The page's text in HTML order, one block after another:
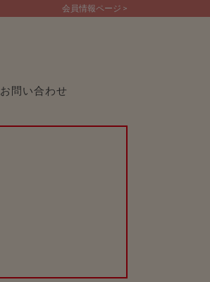
会員情報ページ >
お問い合わせ